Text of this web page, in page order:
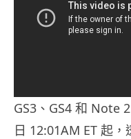
GS3、GS4 和 Note
日 12:01AM ET 起